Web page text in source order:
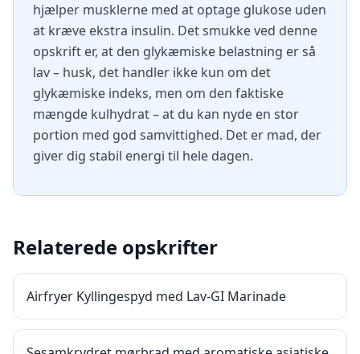
hjælper musklerne med at optage glukose uden
at kræve ekstra insulin. Det smukke ved denne
opskrift er, at den glykæmiske belastning er så
lav – husk, det handler ikke kun om det
glykæmiske indeks, men om den faktiske
mængde kulhydrat – at du kan nyde en stor
portion med god samvittighed. Det er mad, der
giver dig stabil energi til hele dagen.
Relaterede opskrifter
Airfryer Kyllingespyd med Lav-GI Marinade